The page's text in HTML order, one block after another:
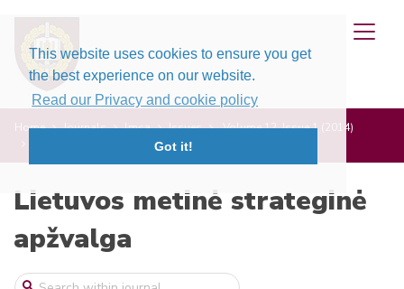
This website uses cookies to ensure you get
the best experience on our website.
Read our Privacy and cookie policy
Got it!
Home Journals lmsa Issues
Volume 12, Issue 1 (2014)
Jėgos struktūrų ir kariuomenės įtaka rež ...
Lietuvos metinė strateginė
apžvalga